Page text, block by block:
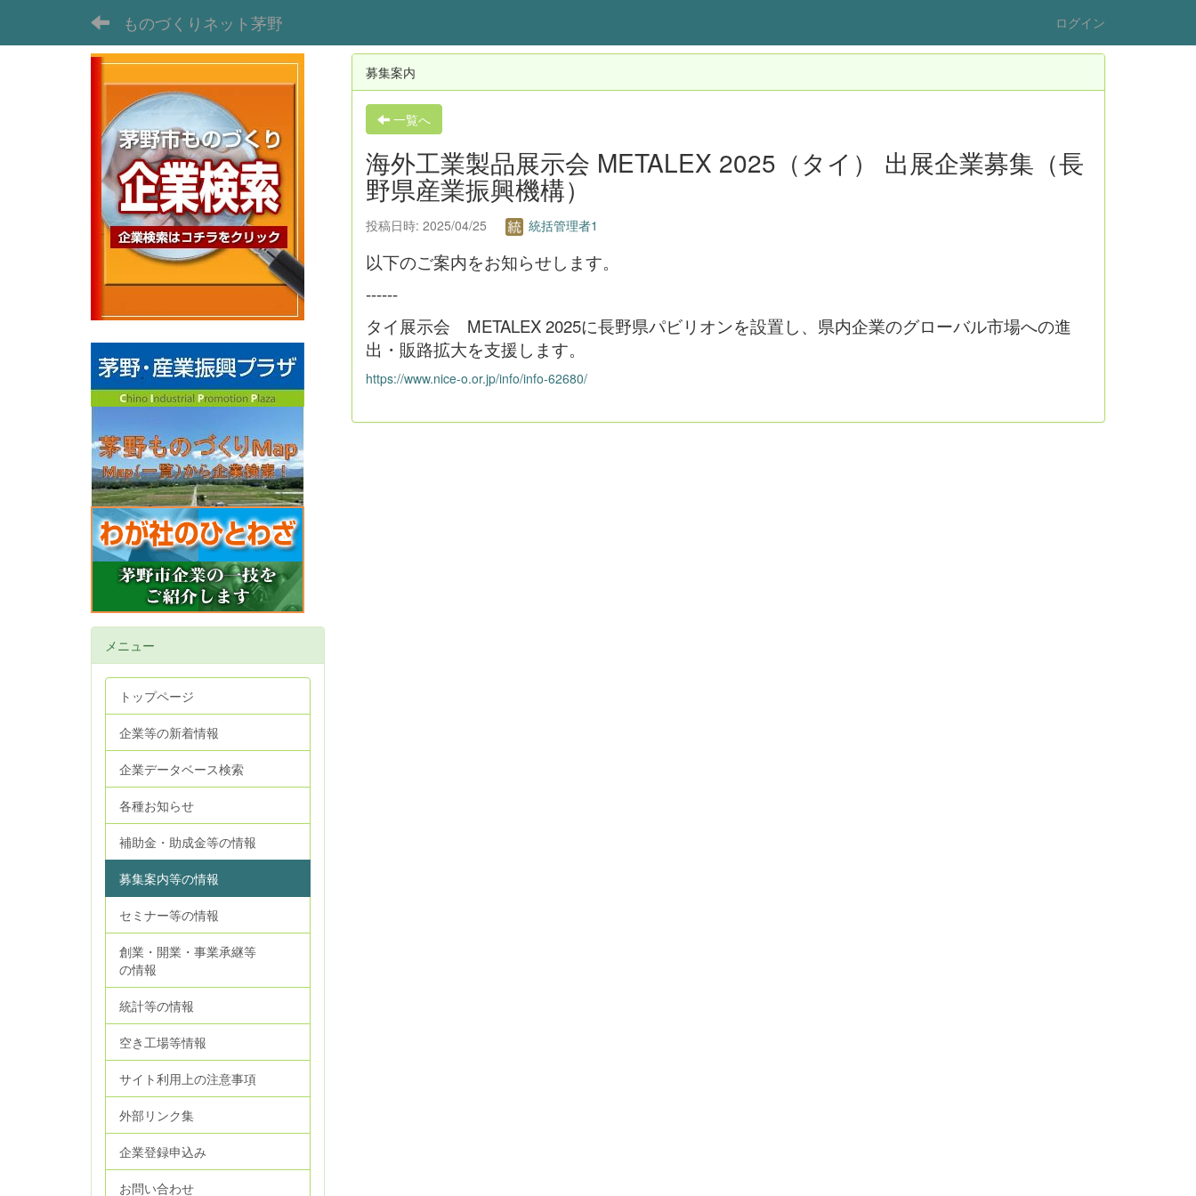
ものづくりネット茅野 ログイン
募集案内
一覧へ
海外工業製品展示会 METALEX 2025（タイ） 出展企業募集（長
野県産業振興機構）
投稿日時: 2025/04/25 統括管理者1
以下のご案内をお知らせします。
------
タイ展示会 METALEX 2025に長野県パビリオンを設置し、県内企業のグローバル市場への進
出・販路拡大を支援します。
https://www.nice-o.or.jp/info/info-62680/
メニュー
トップページ
企業等の新着情報
企業データベース検索
各種お知らせ
補助金・助成金等の情報
募集案内等の情報
セミナー等の情報
創業・開業・事業承継等
の情報
統計等の情報
空き工場等情報
サイト利用上の注意事項
外部リンク集
企業登録申込み
お問い合わせ